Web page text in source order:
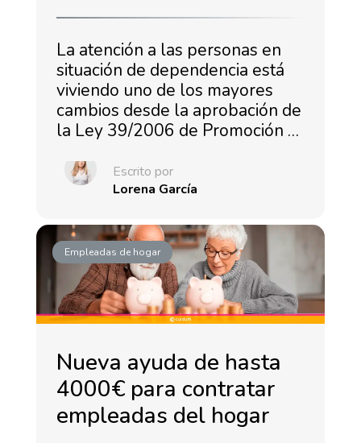
La atención a las personas en
situación de dependencia está
viviendo uno de los mayores
cambios desde la aprobación de
la Ley 39/2006 de Promoción …
Escrito por
Lorena García
Empleadas de hogar
Nueva ayuda de hasta
4000€ para contratar
empleadas del hogar